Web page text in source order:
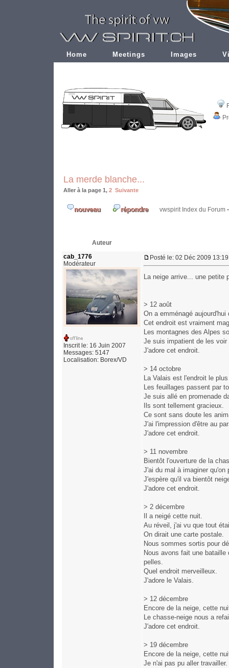
Home Meetings Images
La merde blanche...
Aller à la page 1, 2 Suivante
vwspirit Index du Forum
Auteur
cab_1776
Modérateur
Inscrit le: 16 Juin 2007
Messages: 5147
Localisation: Borex/VD
Posté le: 02 Déc 2009 13:19
La neige arrive... une petite
> 12 août
On a emménagé
Cet endroit est vraiment
Les montagnes des Alpes
Je suis impatient de les
J'adore cet endroit.
> 14 octobre
La Valais est l'endroit le
Les feuillages passent par
Je suis allé en promenade
Ils sont tellement gracieux.
Ce sont sans doute les
J'ai l'impression d'être au
J'adore cet endroit.
> 11 novembre
Bientôt l'ouverture de la
J'ai du mal à imaginer
J'espère qu'il va bientôt
J'adore cet endroit.
> 2 décembre
Il a neigé cette nuit.
Au réveil, j'ai vu que tout
On dirait une carte postale.
Nous sommes sortis pour
Nous avons fait une
pelles.
Quel endroit merveilleux.
J'adore le Valais.
> 12 décembre
Encore de la neige, cette
Le chasse-neige nous a
J'adore cet endroit.
> 19 décembre
Encore de la neige, cette
Je n'ai pas pu aller travailler.